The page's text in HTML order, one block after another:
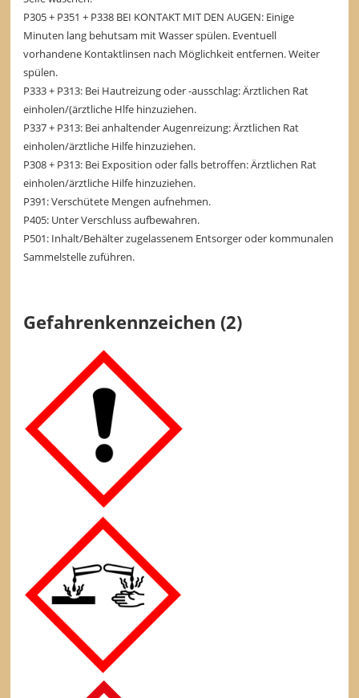
P305 + P351 + P338 BEI KONTAKT MIT DEN AUGEN: Einige
Minuten lang behutsam mit Wasser spülen. Eventuell
vorhandene Kontaktlinsen nach Möglichkeit entfernen. Weiter
spülen.
P333 + P313: Bei Hautreizung oder -ausschlag: Ärztlichen Rat
einholen/(ärztliche Hlfe hinzuziehen.
P337 + P313: Bei anhaltender Augenreizung: Ärztlichen Rat
einholen/ärztliche Hilfe hinzuziehen.
P308 + P313: Bei Exposition oder falls betroffen: Ärztlichen Rat
einholen/ärztliche Hilfe hinzuziehen.
P391: Verschütete Mengen aufnehmen.
P405: Unter Verschluss aufbewahren.
P501: Inhalt/Behälter zugelassenem Entsorger oder kommunalen
Sammelstelle zuführen.
Gefahrenkennzeichen (2)